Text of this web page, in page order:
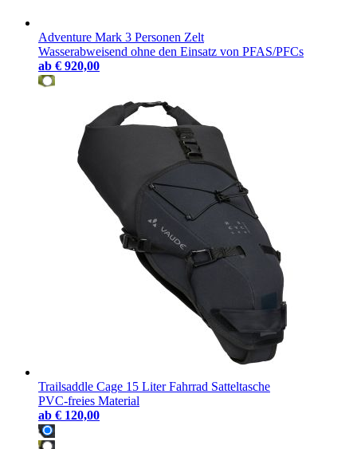
Adventure Mark 3 Personen Zelt
Wasserabweisend ohne den Einsatz von PFAS/PFCs
ab € 920,00
Trailsaddle Cage 15 Liter Fahrrad Satteltasche
PVC-freies Material
ab € 120,00